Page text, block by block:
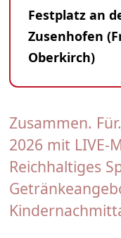
Zusammen.
2026 mit LIVE-
Reichhaltiges
Festplatz an
Zusenhofen
Oberkirch)